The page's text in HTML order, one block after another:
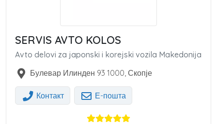
SERVIS AVTO KOLOS
Avto delovi za japonski i korejski vozila Makedonija
Булевар Илинден 93 1000 Скопје
Контакт Е-пошта